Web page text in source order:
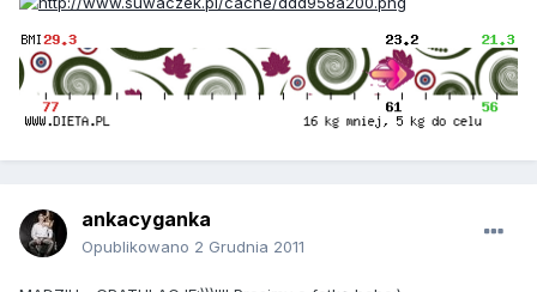
ankacyganka
Opublikowano 2 Grudnia 2011